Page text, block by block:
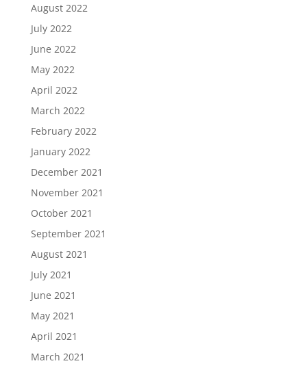
August 2022
July 2022
June 2022
May 2022
April 2022
March 2022
February 2022
January 2022
December 2021
November 2021
October 2021
September 2021
August 2021
July 2021
June 2021
May 2021
April 2021
March 2021